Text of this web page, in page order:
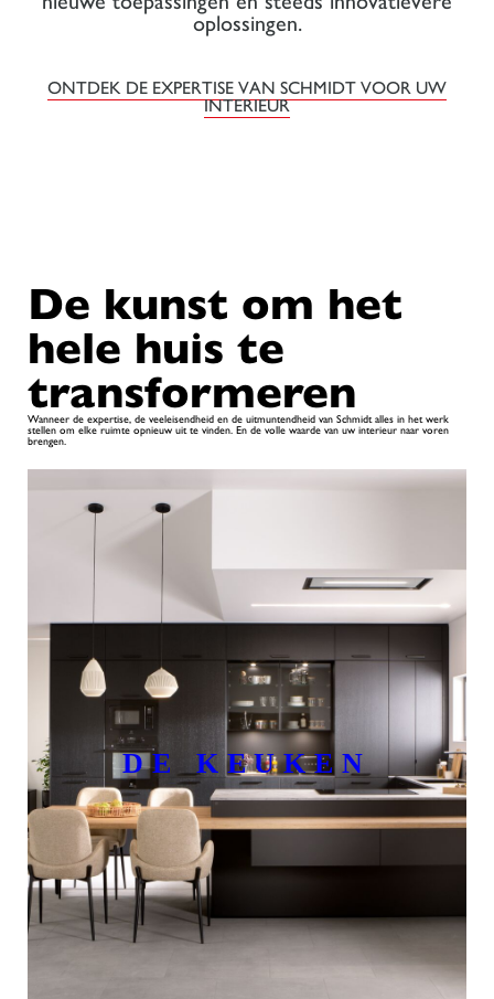
oplossingen.
ONTDEK DE EXPERTISE VAN SCHMIDT VOOR UW
INTERIEUR
De kunst om het
hele huis te
transformeren
Wanneer de expertise, de veeleisendheid en de uitmuntendheid van Schmidt alles in het werk
stellen om elke ruimte opnieuw uit te vinden. En de volle waarde van uw interieur naar voren
brengen.
DE KEUKEN